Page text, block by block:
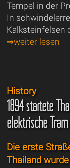
Tempel in der
In
Kalksteinfelsen
⇒weiter lesen
History
1894 startete
elektrische Tram
Die erste
Thailand